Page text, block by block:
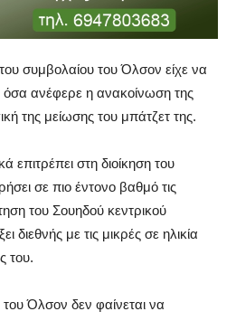
συμβολαίου του Όλσον είχε να
ανέφερε η ανακοίνωση της
της μείωσης του μπάτζετ της.
επιτρέπει στη διοίκηση του
σε πιο έντονο βαθμό τις
του Σουηδού κεντρικού
διεθνής με τις μικρές σε ηλικία
του.
Όλσον δεν φαίνεται να